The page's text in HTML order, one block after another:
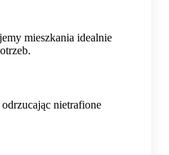
mieszkania idealnie
odrzucając nietrafione